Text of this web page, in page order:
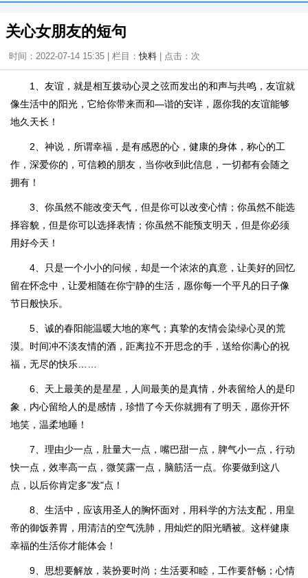
关心女朋友的短句
时间：2022-07-14 15:35 | 栏目：快料 | 点击： 次
1、友谊，就是相互拨动心灵之弦而发出的和声与共鸣，友谊就
像生活中的阳光，它给你带来而和—谐的安详，愿你我的友谊能够
地久天长！
2、神说，所谓幸福，是有感恩的心，健康的身体，称心的工
作，深爱你的，可信赖的朋友，当你收到此信息，一切都有会随之
拥有！
3、你虽然不能改变天气，但是你可以改变心情；你虽然不能选
择容貌，但是你可以选择表情；你虽然不能预支明天，但是你必须
用好今天！
4、只是一个小小的问候，却是一个浓浓的真意，让美好的回忆
留在怀念中，让爱相随在你宁静的生活，愿你每一个平凡的日子像
节日般快乐。
5、诚的春阳能温暖大地的寒气；真挚的友情会染绿心灵的荒
漠。时间冲不淡友情的酒，距离拉不开思念的手，送给你满心的祝
福，无尽的快乐……
6、天上最美的是星星，人间最美的是真情，外表留给人的是印
象，内心留给人的是感情，珍惜了今天你就拥有了明天，愿你开怀
地笑，温柔地睡！
7、理由少一点，肚量大一点，嘴巴甜一点，脾气小一点，行动
快一点，效率高一点，微笑露一点，脑筋活一点。你要做到这八
点，以后你肯定多"发"点！
8、生活中，应该用圣人的胸怀面对，用科学的方法支配，用皇
帝的御饭养胃，用清洁的空气洗肺，用灿烂的阳光晒被。这样健康
幸福的生活你才能体会！
9、思想要解放，装扮要时尚；生活要和睦，工作要舒畅；心情